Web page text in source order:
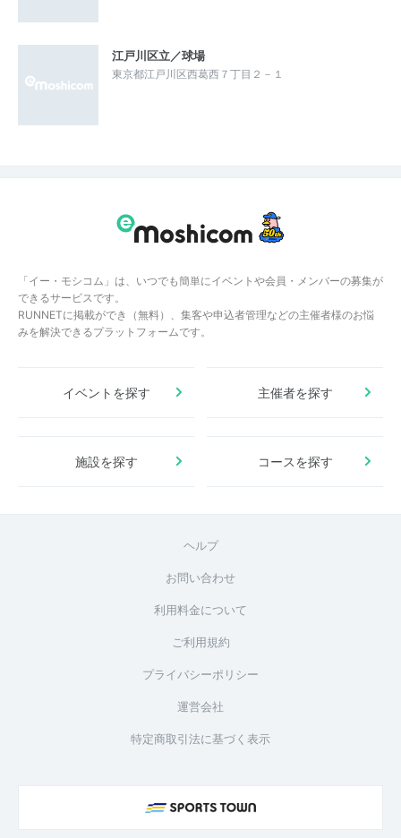
江戸川区立／球場
東京都江戸川区西葛西７丁目２－１
「イー・モシコム」は、いつでも簡単にイベントや会員・メンバーの募集が
できるサービスです。
RUNNETに掲載ができ（無料）、集客や申込者管理などの主催者様のお悩
みを解決できるプラットフォームです。
イベントを探す 主催者を探す
施設を探す コースを探す
ヘルプ
お問い合わせ
利用料金について
ご利用規約
プライバシーポリシー
運営会社
特定商取引法に基づく表示